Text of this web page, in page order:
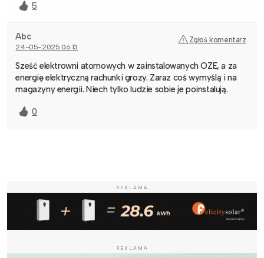
5
Abc
24-05-2025 06:13
Zgłoś komentarz
Sześć elektrowni atomowych w zainstalowanych OZE, a za
energię elektryczną rachunki grozy. Zaraz coś wymyślą i na
magazyny energii. Niech tylko ludzie sobie je poinstalują.
0
REKLAMA
REKLAMA